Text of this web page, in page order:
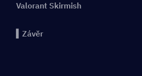
Valorant Skirmish
▍Závěr